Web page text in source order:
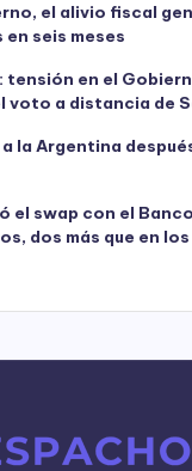
el alivio fiscal
seis meses
tensión en el
voto a distancia de
a la Argentina
el swap con el
dos más que en